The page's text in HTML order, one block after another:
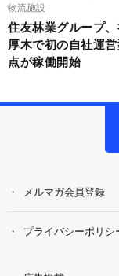
物流施設
住友林業グループ、
厚木で初の自社運
点が稼働開始
メルマガ会員登録
プライバシーポリシ